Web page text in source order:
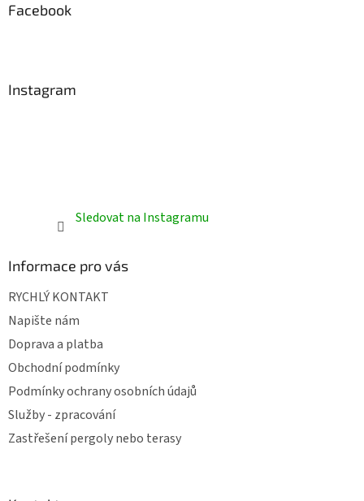
Facebook
Instagram
Sledovat na Instagramu
Informace pro vás
RYCHLÝ KONTAKT
Napište nám
Doprava a platba
Obchodní podmínky
Podmínky ochrany osobních údajů
Služby - zpracování
Zastřešení pergoly nebo terasy